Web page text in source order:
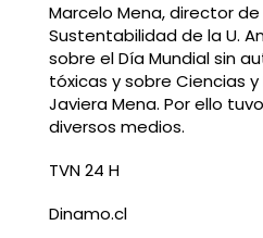
Marcelo Mena, director
Sustentabilidad de la U.
sobre el Día Mundial sin
tóxicas y sobre Ciencias
Javiera Mena. Por ello
diversos medios.
TVN 24 H
Dinamo.cl